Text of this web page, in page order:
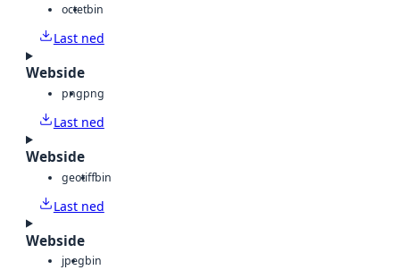
octetbin
Last ned
Webside
pngpng
Last ned
Webside
geotiffbin
Last ned
Webside
jpegbin